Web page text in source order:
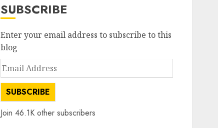
SUBSCRIBE
Enter your email address to subscribe to this
blog
Email
Address
SUBSCRIBE
Join 46.1K other subscribers